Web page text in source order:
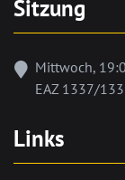
Sitzung
Mittwoch,
EAZ 1337/
Links